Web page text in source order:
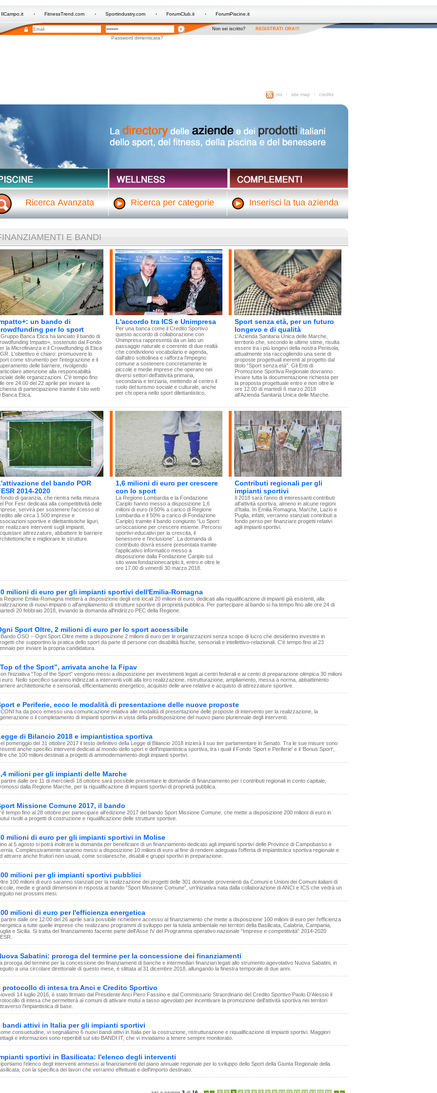
IlCampo.it FitnessTrend.com Sportindustry.com ForumClub.it ForumPiscine.it
Non sei iscritto? REGISTRATI ORA!!!
Password dimenticata?
rss site map credits
Ricerca Avanzata Ricerca per categorie Inserisci la tua azienda
E BANDI
un bando di
per lo sport
Gruppo Banca Etica ha lanciato il bando di
Impatto+, sostenuto dal Fondo
la Microfinanza e il Crowdfunding di Etica
L'obiettivo è chiaro: promuovere lo
come strumento per l'integrazione e il
delle barriere, rivolgendo
attenzione alla responsabilità
delle organizzazioni. C'è tempo fino
ore 24.00 del 22 aprile per inviare la
di partecipazione tramite il sito web
Banca Etica.
L'accordo tra ICS e Unimpresa
Per una banca come il Credito Sportivo
questo accordo di collaborazione con
Unimpresa rappresenta da un lato un
passaggio naturale e coerente di due realtà
che condividono vocabolario e agenda,
dall'altro sottolinea e rafforza l'impegno
comune a sostenere concretamente le
piccole e medie imprese che operano nei
diversi settori dell'attività primaria,
secondaria e terziaria, mettendo al centro il
ruolo del turismo sociale e culturale, anche
per chi opera nello sport dilettantistico.
Sport senza età, per un futuro
longevo e di qualità
L'Azienda Sanitaria Unica delle Marche,
territorio che, secondo le ultime stime, risulta
essere tra i più longevi della nostra Penisola,
attualmente sta raccogliendo una serie di
proposte progettuali inerenti al progetto dal
titolo “Sport senza età”. Gli Enti di
Promozione Sportiva Regionale dovranno
inviare tutta la documentazione richiesta per
la proposta progettuale entro e non oltre le
ore 12.00 di martedì 6 marzo 2018
all'Azienda Sanitaria Unica delle Marche.
del bando POR
2014-2020
fondo di garanzia, che rientra nella misura
Por Fesr dedicata alla competititività delle
servirà per sostenere l'accesso al
alle circa 1.500 imprese e
sportive e dilettantistiche liguri,
realizzare interventi sugli impianti,
attrezzature, abbattere le barriere
e migliorare le strutture.
1,6 milioni di euro per crescere
con lo sport
La Regione Lombardia e la Fondazione
Cariplo hanno messo a disposizione 1,6
milioni di euro (il 50% a carico di Regione
Lombardia e il 50% a carico di Fondazione
Cariplo) tramite il bando congiunto “Lo Sport:
un’occasione per crescere insieme. Percorsi
sportivi-educativi per la crescita, il
benessere e l’inclusione”. La domanda di
contributo dovrà essere presentata tramite
l’applicativo informatico messo a
disposizione dalla Fondazione Cariplo sul
sito www.fondazionecariplo.it, entro e oltre le
ore 17.00 di venerdì 30 marzo 2018.
Contributi regionali per gli
impianti sportivi
Il 2018 sarà l’anno di interessanti contributi
all’attività sportiva, almeno in alcune regioni
d’Italia. In Emilia Romagna, Marche, Lazio e
Puglia, infatti, verranno stanziati contributi a
fondo perso per finanziare progetti relativi
agli impianti sportivi.
milioni di euro per gli impianti sportivi dell'Emilia-Romagna
Regione Emilia-Romagna metterà a disposizione degli enti locali 20 milioni di euro, dedicati alla riqualificazione di impianti già esistenti, alla
di nuovi impianti o all'ampliamento di strutture sportive di proprietà pubblica. Per partecipare al bando si ha tempo fino alle ore 24 di
20 febbraio 2018, inviando la domanda all'indirizzo PEC della Regione.
Sport Oltre, 2 milioni di euro per lo sport accessibile
Bando OSO – Ogni Sport Oltre mette a disposizione 2 milioni di euro per le organizzazioni senza scopo di lucro che desiderino investire in
che supportino la pratica dello sport da parte di persone con disabilità fisiche, sensoriali e intellettivo-relazionali. C'è tempo fino al 23
per inviare la propria candidatura.
of the Sport”, arrivata anche la Fipav
l'iniziativa “Top of the Sport” vengono messi a disposizione per investimenti legati ai centri federali e ai centri di preparazione olimpica 30 milioni
euro. Nello specifico saranno indirizzati a interventi volti alla loro realizzazione, ristrutturazione, ampliamento, messa a norma, abbattimento
architettoniche e sensoriali, efficientamento energetico, acquisto delle aree relative e acquisto di attrezzature sportive.
e Periferie, ecco le modalità di presentazione delle nuove proposte
CONI ha da poco emesso una comunicazione relativa alle modalità di presentazione delle proposte di intervento per la realizzazione, la
o il completamento di impianti sportivi in vista della predisposizione del nuovo piano pluriennale degli interventi.
di Bilancio 2018 e impiantistica sportiva
pomeriggio del 31 ottobre 2017 il testo definitivo della Legge di Bilancio 2018 inizierà il suo iter parlamentare in Senato. Tra le sue misure sono
anche specifici interventi dedicati al mondo dello sport e dell'impiantistica sportiva, tra i quali il Fondo 'Sport e Periferie' e il 'Bonus Sport',
che 100 milioni destinati a progetti di ammodernamento degli impianti sportivi.
milioni per gli impianti delle Marche
partire dalle ore 11 di mercoledì 18 ottobre sarà possibile presentare le domande di finanziamento per i contributi regionali in conto capitale,
dalla Regione Marche, per la riqualificazione di impianti sportivi di proprietà pubblica.
Missione Comune 2017, il bando
tempo fino al 28 ottobre per partecipare all'edizione 2017 del bando Sport Missione Comune, che mette a disposizione 200 milioni di euro in
rivolti a progetti di costruzione e riqualificazione delle strutture sportive.
milioni di euro per gli impianti sportivi in Molise
al 5 agosto si potrà inoltrare la domanda per beneficiare di un finanziamento dedicato agli impianti sportivi delle Province di Campobasso e
Complessivamente saranno messi a disposizione 10 milioni di euro al fine di rendere adeguata l'offerta di impiantistica sportiva regionale e
attrarre anche fruitori non usuali, come scolaresche, disabili e gruppi sportivi in preparazione.
milioni per gli impianti sportivi pubblici
100 milioni di euro saranno stanziati per la realizzazione dei progetti delle 301 domande provenienti da Comuni e Unioni dei Comuni italiani di
medie e grandi dimensioni in risposta al bando “Sport Missione Comune”, un'iniziativa nata dalla collaborazione di ANCI e ICS che vedrà un
nei prossimi mesi.
milioni di euro per l'efficienza energetica
partire dalle ore 12:00 del 26 aprile sarà possibile richiedere accesso al finanziamento che mette a disposizione 100 milioni di euro per l'efficienza
a tutte quelle imprese che realizzano programmi di sviluppo per la tutela ambientale nei territori della Basilicata, Calabria, Campania,
e Sicilia. Si tratta del finanziamento facente parte dell'Asse IV del Programma operativo nazionale “Imprese e competitività” 2014-2020
Sabatini: proroga del termine per la concessione dei finanziamenti
proroga del termine per la concessione dei finanziamenti di banche e intermediari finanziari legati allo strumento agevolativo Nuova Sabatini, in
a una circolare direttoriale di questo mese, è slittata al 31 dicembre 2018, allungando la finestra temporale di due anni.
protocollo di intesa tra Anci e Credito Sportivo
14 luglio 2016, è stato firmato dal Presidente Anci Piero Fassino e dal Commissario Straordinario del Credito Sportivo Paolo D’Alessio il
di intesa che permetterà ai comuni di attivare mutui a tasso agevolato per incentivare la promozione dell'attività sportiva nei territori
l'impiantistica di base.
bandi attivi in Italia per gli impianti sportivi
consuetudine, vi segnaliamo 6 nuovi bandi attivi in Italia per la costruzione, ristrutturazione e riqualificazione di impianti sportivi. Maggiori
e informazioni sono reperibili sul sito BANDI.IT, che vi inviatiamo a tenere sempre monitorato.
sportivi in Basilicata: l'elenco degli interventi
l'elenco degli interventi ammessi ai finanziamenti del piano annuale regionale per lo sviluppo dello Sport della Giunta Regionale della
con la specifica dei lavori che verranno effettuati e dell'importo destinato.